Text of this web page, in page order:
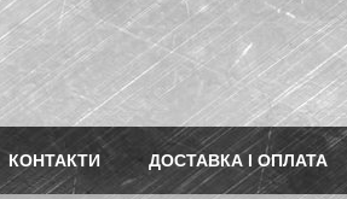
КОНТАКТИ ДОСТАВКА І ОПЛАТА